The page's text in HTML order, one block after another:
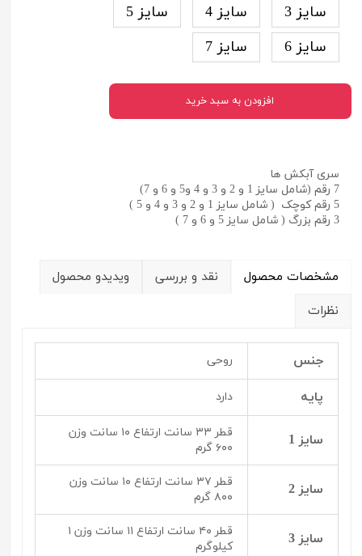
سایز 3
سایز 4
سایز 5
سایز 6
سایز 7
افزودن به سبد خرید
سری آبکش ها
7 رقم (شامل سایز 1 و 2 و 3 و 4 و5 و 6 و 7)
5 رقم کوچک ( شامل سایز 1 و 2 و 3 و 4 و 5 )
3 رقم بزرگ ( شامل سایز 5 و 6 و 7 )
مشخصات محصول نقد و بررسی
ویدیدو محصول
نظرات
جنس روحی
پایه دارد
سایز 1
قطر ۳۳ سانت ارتفاع ۱۰ سانت وزن
۶۰۰ گرم
سایز 2
قطر ۳۷ سانت ارتفاع ۱۰ سانت وزن
۸۰۰ گرم
سایز 3
قطر ۴۰ سانت ارتفاع ۱۱ سانت وزن ۱
کیلوگرم